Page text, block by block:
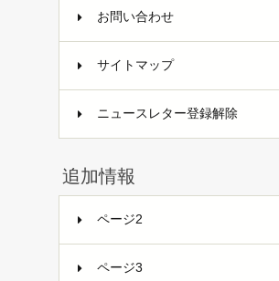
お問い合わせ
サイトマップ
ニュースレター登録解除
追加情報
ページ2
ページ3